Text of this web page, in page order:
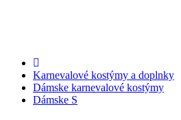
Karnevalové kostýmy a doplnky
Dámske karnevalové kostýmy
Dámske S